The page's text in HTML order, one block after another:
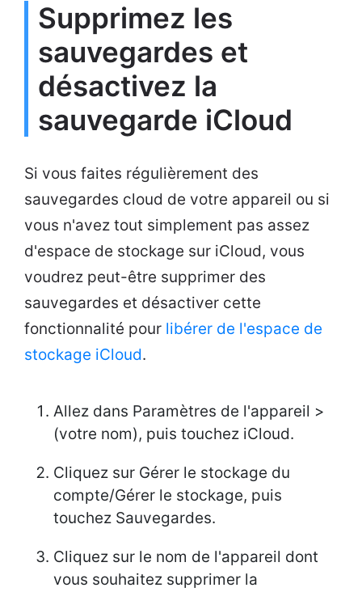
Supprimez les
sauvegardes et
désactivez la
sauvegarde iCloud
Si vous faites régulièrement des
sauvegardes cloud de votre appareil ou si
vous n'avez tout simplement pas assez
d'espace de stockage sur iCloud, vous
voudrez peut-être supprimer des
sauvegardes et désactiver cette
fonctionnalité pour libérer de l'espace de
stockage iCloud.
Allez dans Paramètres de l'appareil >
(votre nom), puis touchez iCloud.
Cliquez sur Gérer le stockage du
compte/Gérer le stockage, puis
touchez Sauvegardes.
Cliquez sur le nom de l'appareil dont
vous souhaitez supprimer la